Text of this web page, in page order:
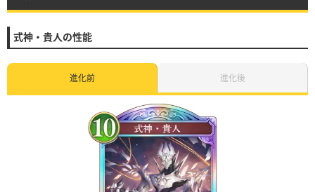
式神・貴人の性能
進化前 進化後